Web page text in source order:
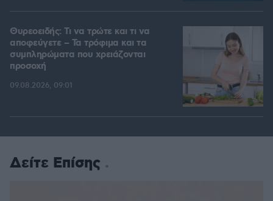
Θυρεοειδής: Τι να τρώτε και τι να
αποφεύγετε – Τα τρόφιμα και τα
συμπληρώματα που χρειάζονται
προσοχή
09.08.2026, 09:01
Δείτε Επίσης